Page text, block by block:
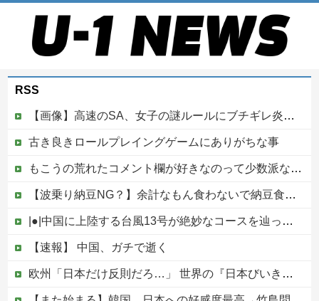
RSS
【画像】高速のSA、女子の謎ルールにブチギレ炎上ｗｗｗｗｗｗｗｗｗｗｗｗｗ
古き良きロールプレイングゲームにありがちな事
もこうの荒れたコメント欄が好きなのって少数派なのか？
【波乗り納豆NG？】余計なもん食わないで納豆食っときゃ間違いないことが判明した他
|●|中国に上陸する台風13号が絶妙なコースを辿っている！と話題に、中国の重要都市の上に長々と居座り続けるルートで……
【速報】 中国、ガチで逝く
欧州「日本だけ反則だろ…」 世界の『日本びいき』にヨーロッパ全土から不満の声